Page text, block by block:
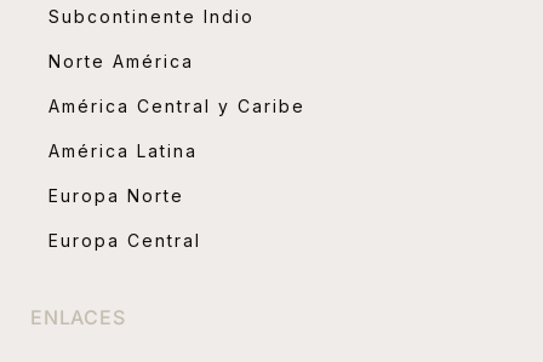
Subcontinente Indio
Norte América
América Central y Caribe
América Latina
Europa Norte
Europa Central
ENLACES